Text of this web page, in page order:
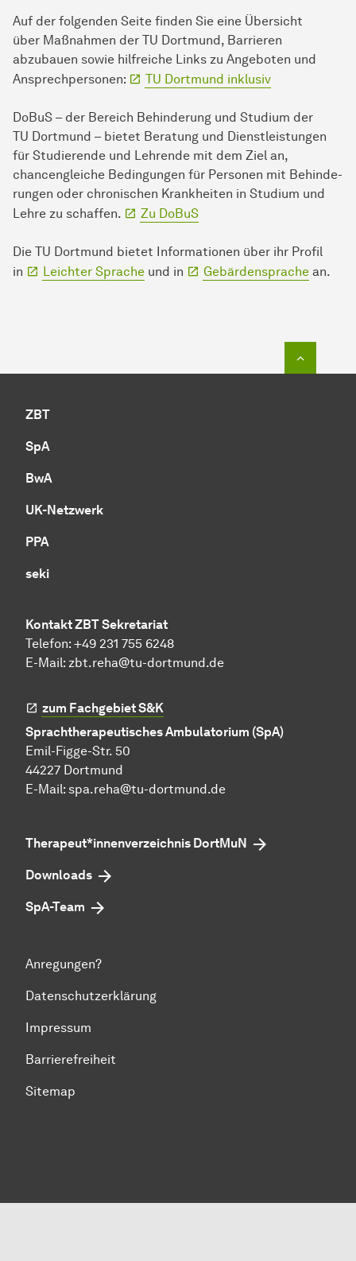
Auf der folgenden Seite finden Sie eine Übersicht
über Maß­nahmen der TU Dort­mund, Barrieren
abzubauen sowie hilfreiche Links zu An­ge­boten und
Ansprechpersonen:
TU Dort­mund inklusiv
DoBuS – der Bereich Be­hin­derung und Studium der
TU Dort­mund – bietet Beratung und Dienstleistungen
für Stu­die­ren­de und Lehrende mit dem Ziel an,
chancengleiche Bedingungen für Personen mit Be­hin­de­
run­gen oder chronischen Krankheiten in Studium und
Lehre zu schaffen.
Zu DoBuS
Die TU Dort­mund bietet In­for­ma­ti­onen über ihr Profil
in
Leichter Sprache und in Gebärdensprache an.
ZBT
SpA
BwA
UK-Netzwerk
PPA
seki
Kontakt ZBT Sekretariat
Telefon: +49 231 755 6248
E-Mail: zbt.reha@tu-dortmund.de
zum Fachgebiet S&K
Sprachtherapeutisches Ambulatorium (SpA)
Emil-Figge-Str. 50
44227 Dortmund
E-Mail: spa.reha@tu-dortmund.de
Therapeut*innenverzeichnis DortMuN
Downloads
SpA-Team
Anregungen?
Datenschutzerklärung
Impressum
Barrierefreiheit
Sitemap